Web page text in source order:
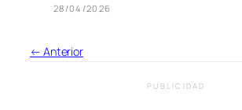
28/04/2026
← Anterior
PUBLICIDAD